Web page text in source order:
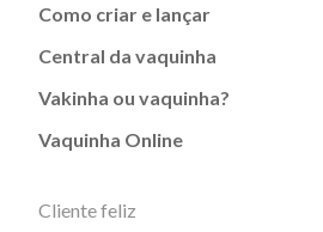
Como criar e lançar
Central da vaquinha
Vakinha ou vaquinha?
Vaquinha Online
Cliente feliz